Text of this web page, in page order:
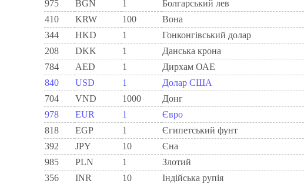
975
BGN 1 Болгарський лев
410
KRW 100 Вона
344
HKD 1 Гонконгівський долар
208
DKK 1 Данська крона
784
AED 1 Дирхам ОАЕ
840
USD 1 Долар США
704
VND 1000 Донг
978
EUR 1 Євро
818
EGP 1 Єгипетський фунт
392
JPY 10 Єна
985
PLN 1 Злотий
356
INR 10 Індійська рупія